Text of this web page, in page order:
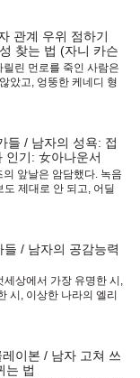
을 쌓았을까.
관계 우위 점하기
찾는 법 (자니 카슨
린 먼로를 죽인 사람은
았고, 엉뚱한 케네디 형
들 / 남자의 성욕: 접
인기: 女아나운서
앞날은 암담했다. 녹음
제대로 안 되고, 어딜
했
/ 남자의 공감능력
세상에서 가장 유명한 시,
시, 이상한 나라의 엘리
이본 / 남자 고쳐 쓰
는 법